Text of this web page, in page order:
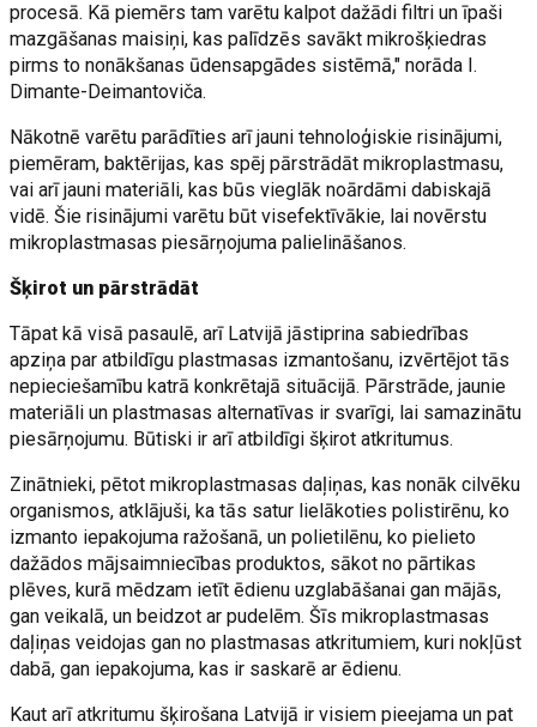
procesā. Kā piemērs tam varētu kalpot dažādi filtri un īpaši
mazgāšanas maisiņi, kas palīdzēs savākt mikrošķiedras
pirms to nonākšanas ūdensapgādes sistēmā," norāda I.
Dimante-Deimantoviča.
Nākotnē varētu parādīties arī jauni tehnoloģiskie risinājumi,
piemēram, baktērijas, kas spēj pārstrādāt mikroplastmasu,
vai arī jauni materiāli, kas būs vieglāk noārdāmi dabiskajā
vidē. Šie risinājumi varētu būt visefektīvākie, lai novērstu
mikroplastmasas piesārņojuma palielināšanos.
Šķirot un pārstrādāt
Tāpat kā visā pasaulē, arī Latvijā jāstiprina sabiedrības
apziņa par atbildīgu plastmasas izmantošanu, izvērtējot tās
nepieciešamību katrā konkrētajā situācijā. Pārstrāde, jaunie
materiāli un plastmasas alternatīvas ir svarīgi, lai samazinātu
piesārņojumu. Būtiski ir arī atbildīgi šķirot atkritumus.
Zinātnieki, pētot mikroplastmasas daļiņas, kas nonāk cilvēku
organismos, atklājuši, ka tās satur lielākoties polistirēnu, ko
izmanto iepakojuma ražošanā, un polietilēnu, ko pielieto
dažādos mājsaimniecības produktos, sākot no pārtikas
plēves, kurā mēdzam ietīt ēdienu uzglabāšanai gan mājās,
gan veikalā, un beidzot ar pudelēm. Šīs mikroplastmasas
daļiņas veidojas gan no plastmasas atkritumiem, kuri nokļūst
dabā, gan iepakojuma, kas ir saskarē ar ēdienu.
Kaut arī atkritumu šķirošana Latvijā ir visiem pieejama un pat